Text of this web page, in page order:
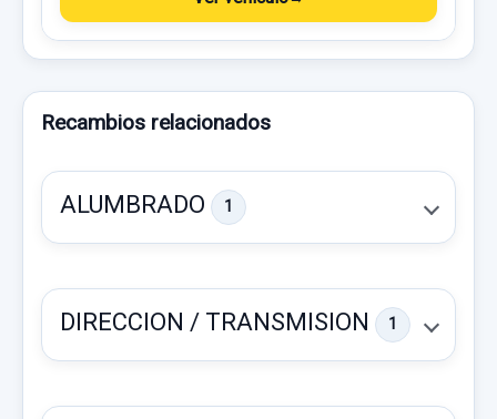
Recambios relacionados
ALUMBRADO 1
DIRECCION / TRANSMISION 1